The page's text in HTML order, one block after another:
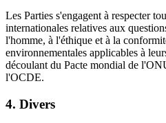
Les Parties s'engagent à respecter
internationales relatives aux
l'homme, à l'éthique et à la
environnementales applicables à
découlant du Pacte mondial de
l'OCDE.
4. Divers